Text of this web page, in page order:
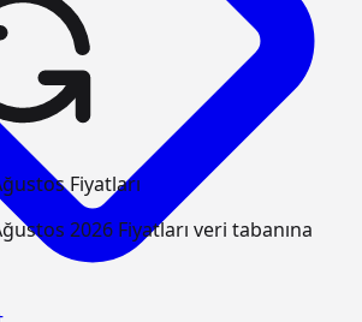
Fiyatları
2026 Fiyatları veri tabanına